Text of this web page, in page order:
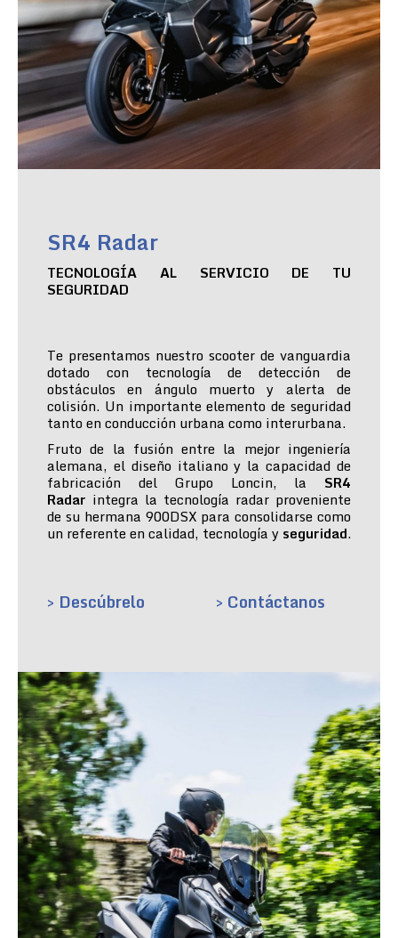
SR4 Radar
TECNOLOGÍA AL SERVICIO DE TU
SEGURIDAD
Te presentamos nuestro scooter de vanguardia
dotado con tecnología de detección de
obstáculos en ángulo muerto y alerta de
colisión. Un importante elemento de seguridad
tanto en conducción urbana como interurbana.
Fruto de la fusión entre la mejor ingeniería
alemana, el diseño italiano y la capacidad de
fabricación del Grupo Loncin, la SR4
Radar integra la tecnología radar proveniente
de su hermana 900DSX para consolidarse como
un referente en calidad, tecnología y seguridad.
> Descúbrelo > Contáctanos